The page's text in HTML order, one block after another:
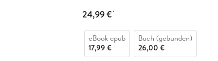
24,99 €*
eBook epub
17,99 €
Buch (gebunden)
26,00 €